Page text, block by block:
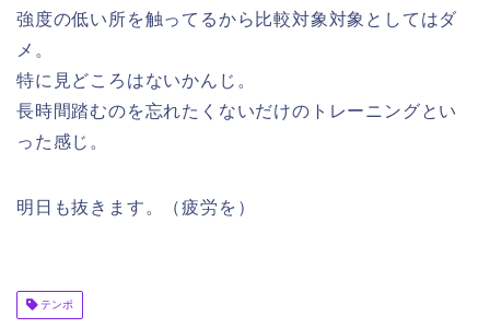
強度の低い所を触ってるから比較対象対象としてはダ
メ。
特に見どころはないかんじ。
長時間踏むのを忘れたくないだけのトレーニングとい
った感じ。
明日も抜きます。（疲労を）
テンポ